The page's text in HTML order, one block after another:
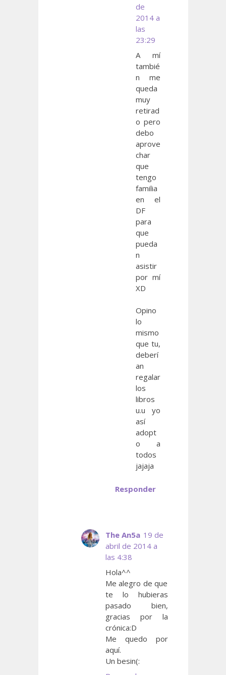
de
2014 a
las
23:29
A mí
tambié
n me
queda
muy
retirad
o pero
debo
aprove
char
que
tengo
familia
en el
DF
para
que
pueda
n
asistir
por mí
XD
Opino
lo
mismo
que tu,
deberí
an
regalar
los
libros
u.u yo
así
adopt
o a
todos
jajaja
Responder
The An5a 19 de
abril de 2014 a
las 4:38
Hola^^
Me alegro de que
te lo hubieras
pasado bien,
gracias por la
crónica:D
Me quedo por
aquí.
Un besin(: